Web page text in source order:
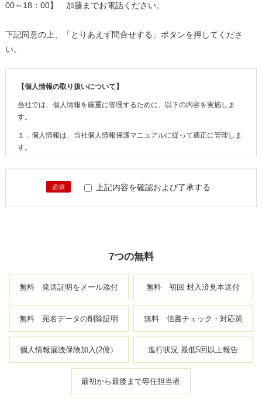
00～18：00】 加藤までお電話ください。
下記同意の上、「とりあえず問合せする」ボタンを押してくださ
い。
【個人情報の取り扱いについて】
当社では、個人情報を厳重に管理するために、以下の内容を実施しま
す。
１．個人情報は、当社個人情報保護マニュアルに従って適正に管理しま
す。
（２）お客様へ提供するサービス等のアフターケア管理のため
４．個人情報は、ご本人様確認の上、開示・訂正等を行います。なお、
受託業務でお預かりする個人情報については、委託元に確認させて頂い
た上で対応します。
５．お預かりした個人情報が不足する場合や誤っていた場合は、適切な
対応ができないことがあります。
６．個人情報に関するご相談・苦情については、以下の連絡先までお申
し出ください。
＜連絡先＞株式会社メディアボックス 管理責任者
必須 上記内容を確認および了承する
7つの無料
無料 発送証明をメール添付 無料 初回 封入済見本送付
無料 宛名データの削除証明 無料 信書チェック・対応策
個人情報漏洩保険加入(2億） 進行状況 最低5回以上報告
最初から最後まで専任担当者